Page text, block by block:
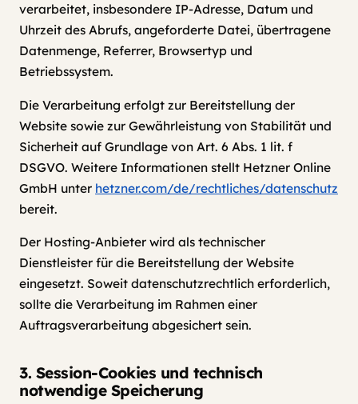
verarbeitet, insbesondere IP-Adresse, Datum und
Uhrzeit des Abrufs, angeforderte Datei, übertragene
Datenmenge, Referrer, Browsertyp und
Betriebssystem.
Die Verarbeitung erfolgt zur Bereitstellung der
Website sowie zur Gewährleistung von Stabilität und
Sicherheit auf Grundlage von Art. 6 Abs. 1 lit. f
DSGVO. Weitere Informationen stellt Hetzner Online
GmbH unter hetzner.com/de/rechtliches/datenschutz
bereit.
Der Hosting-Anbieter wird als technischer
Dienstleister für die Bereitstellung der Website
eingesetzt. Soweit datenschutzrechtlich erforderlich,
sollte die Verarbeitung im Rahmen einer
Auftragsverarbeitung abgesichert sein.
3. Session-Cookies und technisch
notwendige Speicherung